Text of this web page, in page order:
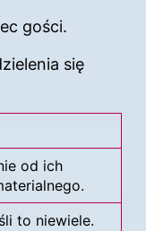
gości.
się
od ich
to niewiele.